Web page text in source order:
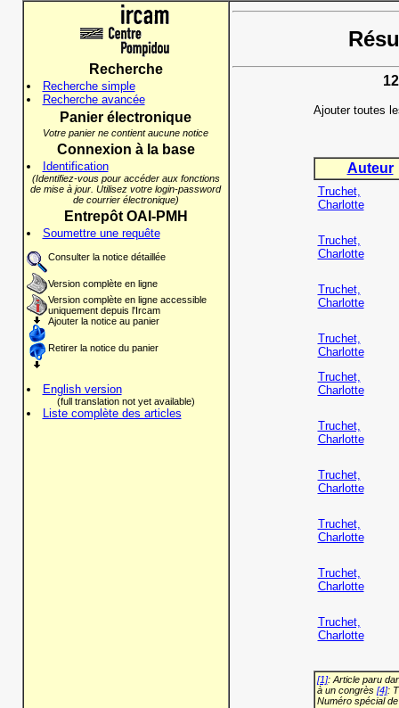
Recherche
Recherche simple
Recherche avancée
Panier électronique
Votre panier ne contient aucune notice
Connexion à la base
Identification
(Identifiez-vous pour accéder aux fonctions
de mise à jour. Utilisez votre login-password
de courrier électronique)
Entrepôt OAI-PMH
Soumettre une requête
Consulter la notice détaillée
Version complète en ligne
Version complète en ligne accessible
uniquement depuis l'Ircam
Ajouter la notice au panier
Retirer la notice du panier
English version
(full translation not yet available)
Liste complète des articles
Ajouter toutes
Auteur
Truchet,
Charlotte
Truchet,
Charlotte
Truchet,
Charlotte
Truchet,
Charlotte
Truchet,
Charlotte
Truchet,
Charlotte
Truchet,
Charlotte
Truchet,
Charlotte
Truchet,
Charlotte
Truchet,
Charlotte
[1]: Article paru
à un congrès [4]:
Numéro spécial